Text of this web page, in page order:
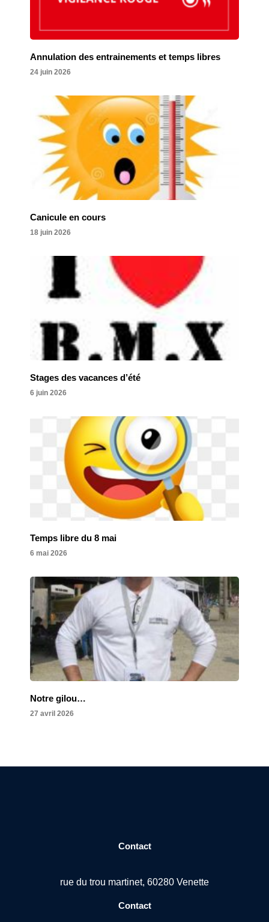
Annulation des entrainements et temps libres
24 juin 2026
Canicule en cours
18 juin 2026
Stages des vacances d’été
6 juin 2026
Temps libre du 8 mai
6 mai 2026
Notre gilou…
27 avril 2026
Contact
rue du trou martinet, 60280 Venette
Contact